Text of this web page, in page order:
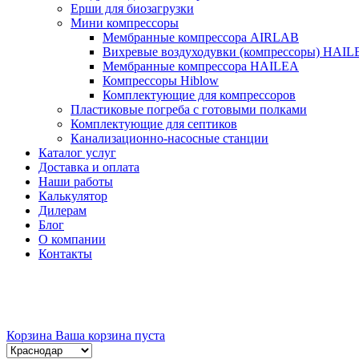
Ерши для биозагрузки
Мини компрессоры
Мембранные компрессора AIRLAB
Вихревые воздуходувки (компрессоры)
Мембранные компрессора HAILEA
Компрессоры Hiblow
Комплектующие для компрессоров
Пластиковые погреба с готовыми полками
Комплектующие для септиков
Канализационно-насосные станции
Каталог услуг
Доставка и оплата
Наши работы
Калькулятор
Дилерам
Блог
О компании
Контакты
Корзина Ваша корзина пуста